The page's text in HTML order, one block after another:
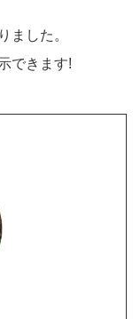
ました。
できます!